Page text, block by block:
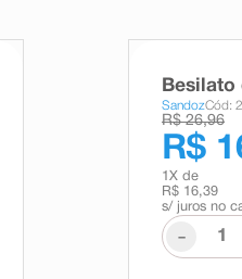
SandozCód:
R$ 26,96
R$
1 X de
R$ 16,39
s/ juros no
-